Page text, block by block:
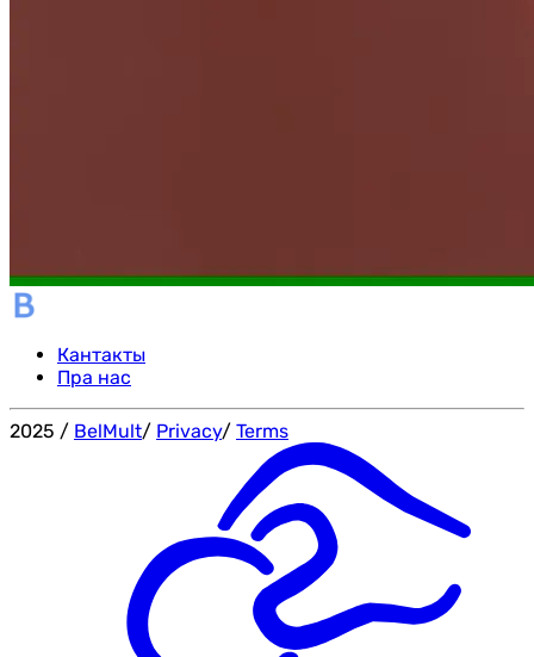
Кантакты
Пра нас
2025 / BelMult/ Privacy/ Terms